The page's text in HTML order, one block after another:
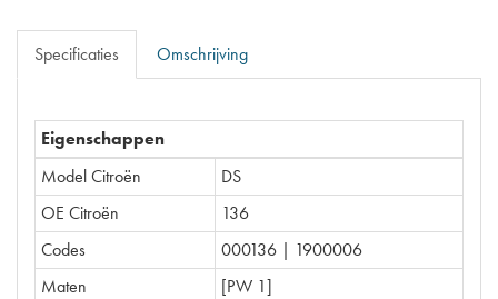
Specificaties Omschrijving
Eigenschappen
Model Citroën
DS
OE Citroën
136
Codes
000136 | 1900006
Maten
[PW 1]